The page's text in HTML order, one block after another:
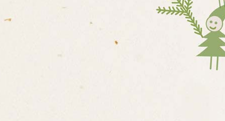
KOMPETENCÍ DĚTÍ
PRACOVIŠŤ
DÍTĚTE